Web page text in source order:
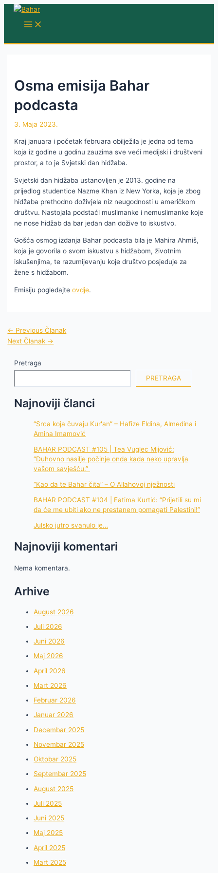
Skip
MAIN
MENU
Osma emisija Bahar
podcasta
3. Maja 2023.
Kraj januara i početak februara obilježila je jedna od tema
koja iz godine u godinu zauzima sve veći medijski i društveni
prostor, a to je Svjetski dan hidžaba.
Svjetski dan hidžaba ustanovljen je 2013. godine na
prijedlog studentice Nazme Khan iz New Yorka, koja je zbog
hidžaba prethodno doživjela niz neugodnosti u američkom
društvu. Nastojala podstaći muslimanke i nemuslimanke koje
ne nose hidžab da bar jedan dan dožive to iskustvo.
Gošća osmog izdanja Bahar podcasta bila je Mahira Ahmiš,
koja je govorila o svom iskustvu s hidžabom, životnim
iskušenjima, te razumijevanju koje društvo posjeduje za
žene s hidžabom.
Emisiju pogledajteovdje.
← Previous Članak
Next Članak →
Pretraga
PRETRAGA
Najnoviji članci
“Srca koja čuvaju Kur'an” – Hafize Eldina, Almedina i
Amina Imamović
BAHAR PODCAST #105 | Tea Vuglec Mijović:
“Duhovno nasilje počinje onda kada neko upravlja
vašom savješću.”
“Kao da te Bahar čita” – O Allahovoj nježnosti
BAHAR PODCAST #104 | Fatima Kurtić: “Prijetili su mi
da će me ubiti ako ne prestanem pomagati Palestini!”
Julsko jutro svanulo je…
Najnoviji komentari
Nema komentara.
Arhive
August 2026
Juli 2026
Juni 2026
Maj 2026
April 2026
Mart 2026
Februar 2026
Januar 2026
Decembar 2025
Novembar 2025
Oktobar 2025
Septembar 2025
August 2025
Juli 2025
Juni 2025
Maj 2025
April 2025
Mart 2025